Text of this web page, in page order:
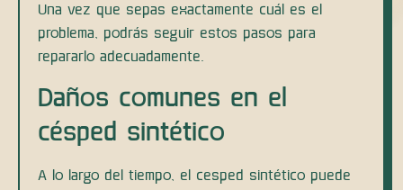
Una vez que sepas exactamente cuál es el
problema, podrás seguir estos pasos para
repararlo adecuadamente.
Daños comunes en el
césped sintético
A lo largo del tiempo, el cesped sintético puede